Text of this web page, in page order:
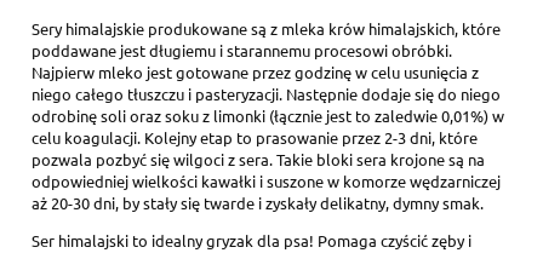
Sery himalajskie produkowane są z mleka krów himalajskich, które
poddawane jest długiemu i starannemu procesowi obróbki.
Najpierw mleko jest gotowane przez godzinę w celu usunięcia z
niego całego tłuszczu i pasteryzacji. Następnie dodaje się do niego
odrobinę soli oraz soku z limonki (łącznie jest to zaledwie 0,01%) w
celu koagulacji. Kolejny etap to prasowanie przez 2-3 dni, które
pozwala pozbyć się wilgoci z sera. Takie bloki sera krojone są na
odpowiedniej wielkości kawałki i suszone w komorze wędzarniczej
aż 20-30 dni, by stały się twarde i zyskały delikatny, dymny smak.
Ser himalajski to idealny gryzak dla psa! Pomaga czyścić zęby i